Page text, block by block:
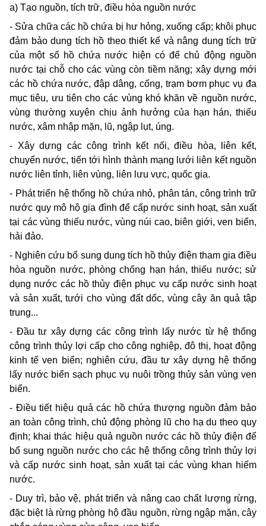
a) Tạo nguồn, tích trữ, điều hòa nguồn nước
- Sửa chữa các hồ chứa bị hư hỏng, xuống cấp; khôi phục
đảm bảo dung tích hồ theo thiết kế và nâng dung tích trữ
của một số hồ chứa nước hiện có để chủ động nguồn
nước tại chỗ cho các vùng còn tiềm năng; xây dựng mới
các hồ chứa nước, đập dâng, cống, trạm bơm phục vụ đa
mục tiêu, ưu tiên cho các vùng khó khăn về nguồn nước,
vùng thường xuyên chịu ảnh hưởng của hạn hán, thiếu
nước, xâm nhập mặn, lũ, ngập lụt, úng.
- Xây dựng các công trình kết nối, điều hòa, liên kết,
chuyển nước, tiến tới hình thành mạng lưới liên kết nguồn
nước liên tỉnh, liên vùng, liên lưu vực, quốc gia.
- Phát triển hệ thống hồ chứa nhỏ, phân tán, công trình trữ
nước quy mô hộ gia đình để cấp nước sinh hoạt, sản xuất
tại các vùng thiếu nước, vùng núi cao, biên giới, ven biển,
hải đảo.
- Nghiên cứu bổ sung dung tích hồ thủy điện tham gia điều
hòa nguồn nước, phòng chống hạn hán, thiếu nước; sử
dụng nước các hồ thủy điện phục vụ cấp nước sinh hoạt
và sản xuất, tưới cho vùng đất dốc, vùng cây ăn quả tập
trung...
- Đầu tư xây dựng các công trình lấy nước từ hệ thống
công trình thủy lợi cấp cho công nghiệp, đô thị, hoạt động
kinh tế ven biển; nghiên cứu, đầu tư xây dựng hệ thống
lấy nước biển sạch phục vụ nuôi trồng thủy sản vùng ven
biển.
- Điều tiết hiệu quả các hồ chứa thượng nguồn đảm bảo
an toàn công trình, chủ động phòng lũ cho hạ du theo quy
định; khai thác hiệu quả nguồn nước các hồ thủy điện để
bổ sung nguồn nước cho các hệ thống công trình thủy lợi
và cấp nước sinh hoạt, sản xuất tại các vùng khan hiếm
nước.
- Duy trì, bảo vệ, phát triển và nâng cao chất lượng rừng,
đặc biệt là rừng phòng hộ đầu nguồn, rừng ngập mặn, cây